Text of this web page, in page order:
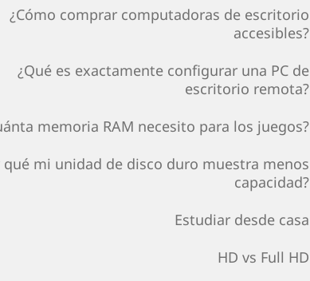
¿Cómo comprar computadoras de escritorio
accesibles?
¿Qué es exactamente configurar una PC de
escritorio remota?
memoria RAM necesito para los juegos?
qué mi unidad de disco duro muestra menos
capacidad?
Estudiar desde casa
HD vs Full HD